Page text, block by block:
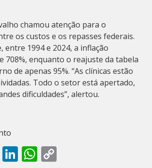
chamou atenção para o
os custos e os repasses federais.
entre 1994 e 2024, a inflação
708%, enquanto o reajuste da tabela
de apenas 95%. “As clínicas estão
Todo o setor está apertado,
dificuldades”, alertou.
EmailLinkedIn
WhatsApp